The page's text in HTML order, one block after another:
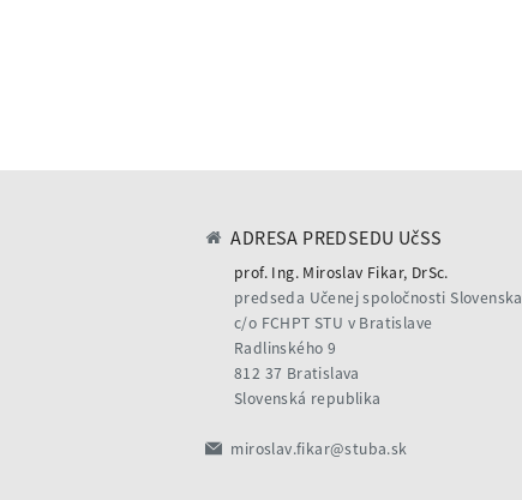
ADRESA PREDSEDU UčSS
prof. Ing. Miroslav Fikar, DrSc.
predseda Učenej spoločnosti Slovenska
c/o FCHPT STU v Bratislave
Radlinského 9
812 37 Bratislava
Slovenská republika
miroslav.fikar@stuba.sk